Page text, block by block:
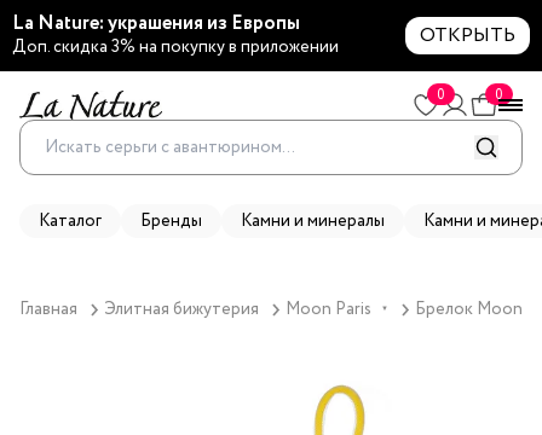
La Nature: украшения из Европы
Доп. скидка 3% на покупку в приложении ОТКРЫТЬ
0 0
Каталог Бренды Камни и минералы Камни и
Главная Элитная бижутерия Moon Paris ▼ Брелок Moon